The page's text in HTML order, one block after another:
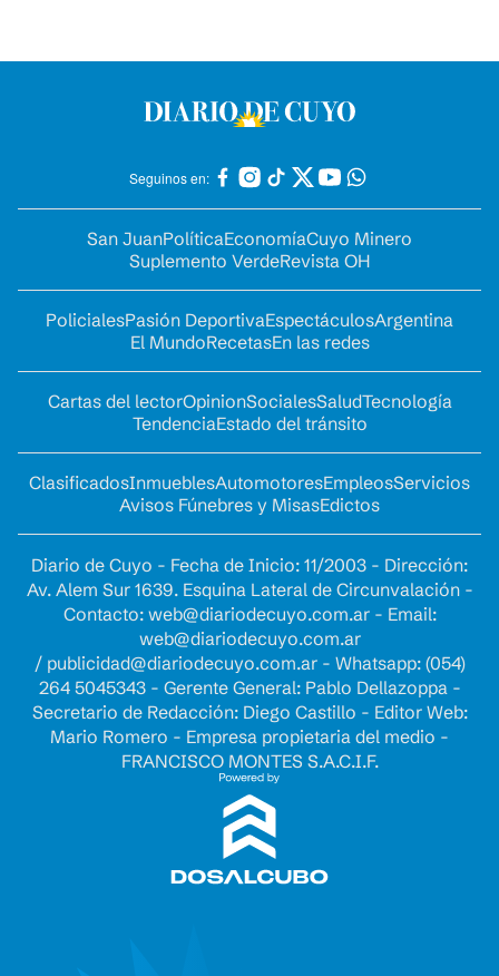
Seguinos en:
San JuanPolíticaEconomíaCuyo Minero
Suplemento VerdeRevista OH
PolicialesPasión DeportivaEspectáculosArgentina
El MundoRecetasEn las redes
Cartas del lectorOpinionSocialesSaludTecnología
TendenciaEstado del tránsito
ClasificadosInmueblesAutomotoresEmpleosServicios
Avisos Fúnebres y MisasEdictos
Diario de Cuyo - Fecha de Inicio: 11/2003 - Dirección:
Av. Alem Sur 1639. Esquina Lateral de Circunvalación -
Contacto: web@diariodecuyo.com.ar- Email:
web@diariodecuyo.com.ar
/ publicidad@diariodecuyo.com.ar- Whatsapp: (054)
264 5045343 - Gerente General: Pablo Dellazoppa -
Secretario de Redacción: Diego Castillo - Editor Web:
Mario Romero - Empresa propietaria del medio -
FRANCISCO MONTES S.A.C.I.F.